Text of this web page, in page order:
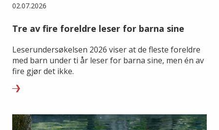
02.07.2026
Tre av fire foreldre leser for barna sine
Leserundersøkelsen 2026 viser at de fleste foreldre
med barn under ti år leser for barna sine, men én av
fire gjør det ikke.